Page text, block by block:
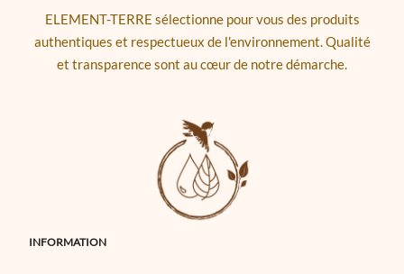
ELEMENT-TERRE sélectionne pour vous des produits
authentiques et respectueux de l'environnement. Qualité
et transparence sont au cœur de notre démarche.
INFORMATION